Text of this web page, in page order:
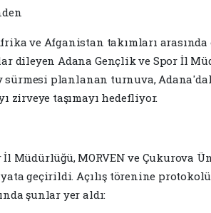
ve Afganistan takımları arasında
dileyen Adana Gençlik ve Spor İl
sürmesi planlanan turnuva,
zirveye taşımayı hedefliyor.
İl Müdürlüğü, MORVEN ve Çukurova
geçirildi. Açılış törenine
şunlar yer aldı: